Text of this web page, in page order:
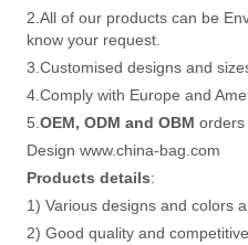
2.All of our products can be
know your request.
3.Customised designs and
4.Comply with Europe and
5. OEM, ODM and OBM orders
Design www.china-bag.com
Products details:
1) Various designs and colors
2) Good quality and